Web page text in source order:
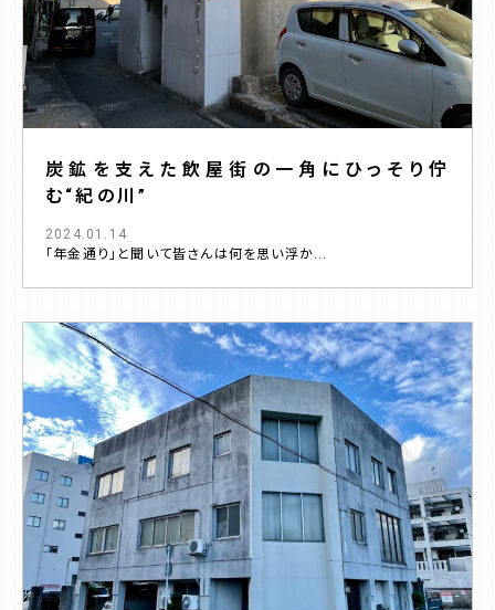
炭鉱を支えた飲屋街の一角にひっそり佇
む“紀の川”
2024.01.14
「年金通り」と聞いて皆さんは何を思い浮か...